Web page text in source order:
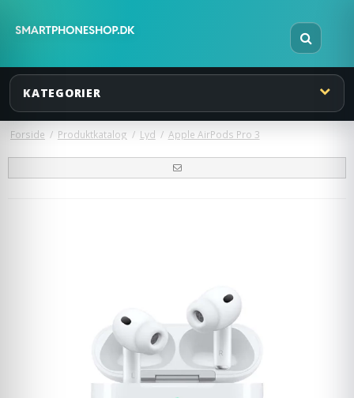
KATEGORIER
Forside / Produktkatalog / Lyd / Apple AirPods Pro 3